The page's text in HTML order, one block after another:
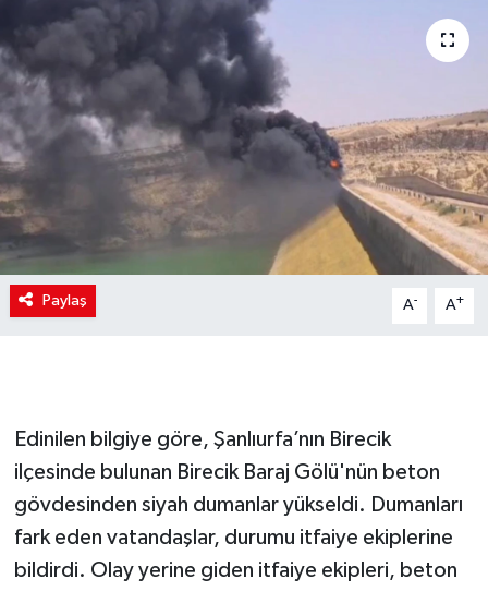
Paylaş A- A+
Edinilen bilgiye göre, Şanlıurfa’nın Birecik
ilçesinde bulunan Birecik Baraj Gölü'nün beton
gövdesinden siyah dumanlar yükseldi. Dumanları
fark eden vatandaşlar, durumu itfaiye ekiplerine
bildirdi. Olay yerine giden itfaiye ekipleri, beton